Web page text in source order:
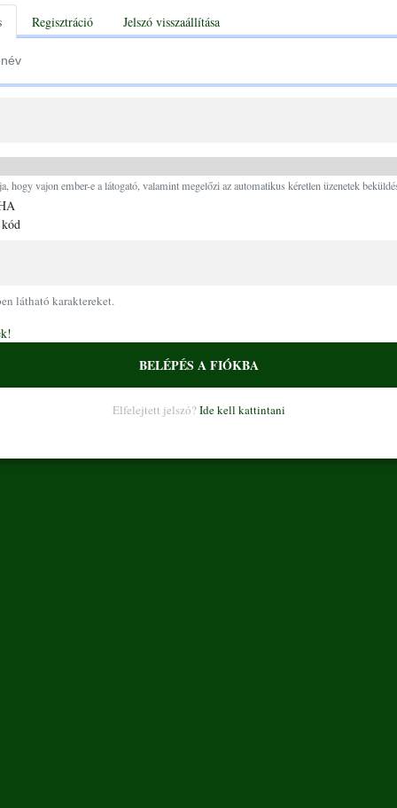
Regisztráció Jelszó visszaállítása
hogy vajon ember-e a látogató, valamint megelőzi az automatikus kéretlen üzenetek
látható karaktereket.
BELÉPÉS A FIÓKBA
Elfelejtett jelszó? Ide kell kattintani